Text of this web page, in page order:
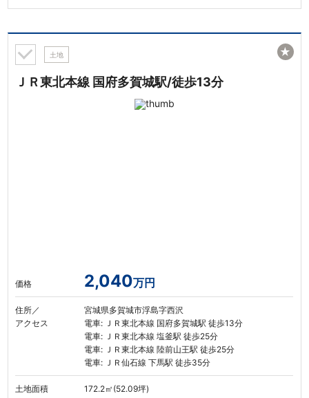
土地
ＪＲ東北本線 国府多賀城駅/徒歩13分
価格 2,040万円
住所／
アクセス
宮城県多賀城市浮島字西沢
電車: ＪＲ東北本線 国府多賀城駅 徒歩13分
電車: ＪＲ東北本線 塩釜駅 徒歩25分
電車: ＪＲ東北本線 陸前山王駅 徒歩25分
電車: ＪＲ仙石線 下馬駅 徒歩35分
土地面積 172.2㎡(52.09坪)
★